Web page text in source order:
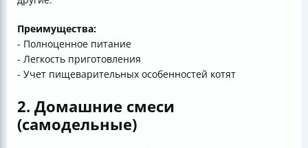
Преимущества:
- Полноценное питание
- Легкость приготовления
- Учет пищеварительных особенностей котят
2. Домашние смеси
(самодельные)